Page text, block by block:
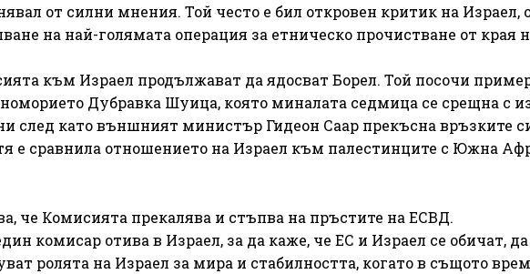
от силни мнения. Той често е бил откровен критик на Израел,
на най-голямата операция за етническо прочистване от края
към Израел продължават да ядосват Борел. Той посочи
Дубравка Шуица, която миналата седмица се срещна с
след като външният министър Гидеон Саар прекъсна връзките
е сравнила отношението на Израел към палестинците с Южна
че Комисията прекалява и стъпва на пръстите на ЕСВД.
комисар отива в Израел, за да каже, че ЕС и Израел се обичат, да
ролята на Израел за мира и стабилността, когато в същото